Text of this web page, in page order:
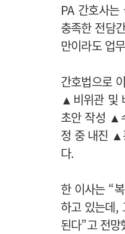
PA 간호사
충족한 전담
만이라도 업
간호법으로
▲비위관 및
초안 작성 ▲
정 중 내진 ▲
다.
한 이사는 “
하고 있는데,
된다”고 전망